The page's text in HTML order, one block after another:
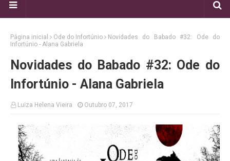
Página inicial Ode do Infortúnio
Novidades do Babado #32: Ode do
Infortúnio - Alana Gabriela
Novidades do Babado #32: Ode do
Infortúnio - Alana Gabriela
Luiza Helena Vieira Outubro 07, 2017